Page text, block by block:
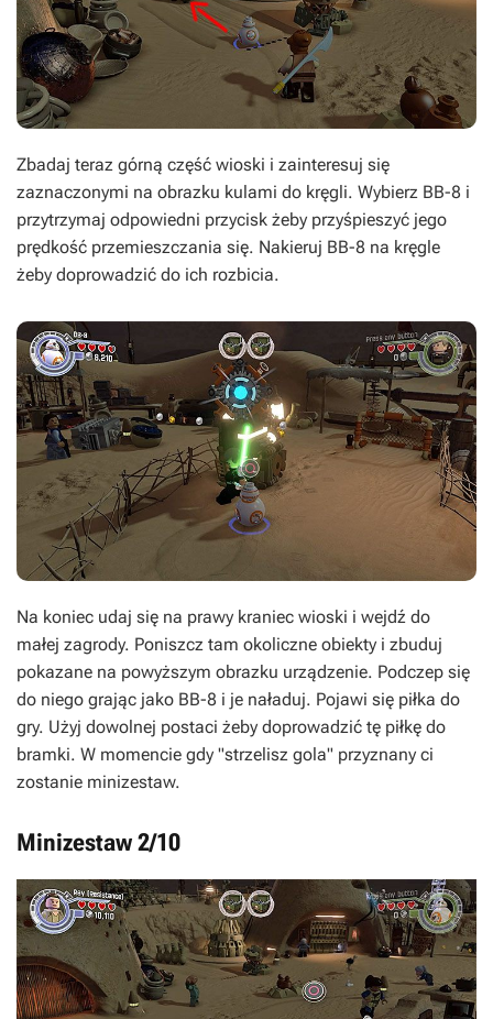
Zbadaj teraz górną część wioski i zainteresuj się
zaznaczonymi na obrazku kulami do kręgli. Wybierz BB-8 i
przytrzymaj odpowiedni przycisk żeby przyśpieszyć jego
prędkość przemieszczania się. Nakieruj BB-8 na kręgle
żeby doprowadzić do ich rozbicia.
Na koniec udaj się na prawy kraniec wioski i wejdź do
małej zagrody. Poniszcz tam okoliczne obiekty i zbuduj
pokazane na powyższym obrazku urządzenie. Podczep się
do niego grając jako BB-8 i je naładuj. Pojawi się piłka do
gry. Użyj dowolnej postaci żeby doprowadzić tę piłkę do
bramki. W momencie gdy "strzelisz gola" przyznany ci
zostanie minizestaw.
Minizestaw 2/10